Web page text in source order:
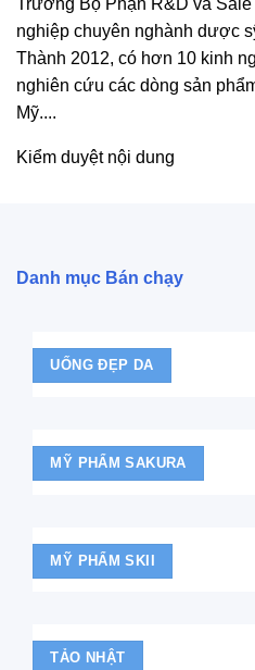
nghiệp chuyên nghành dược
Thành 2012, có hơn 10 kinh
nghiên cứu các dòng sản
Mỹ....
Kiểm duyệt nội dung
Danh mục Bán chạy
UỐNG ĐẸP DA
MỸ PHẨM SAKURA
MỸ PHẨM SKII
TẢO NHẬT